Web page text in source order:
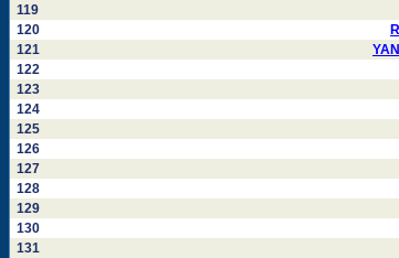
119
120
121
122
123
124
125
126
127
128
129
130
131